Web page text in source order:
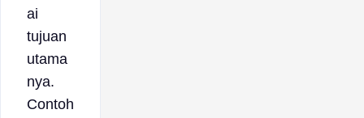
ai
tujuan
utama
nya.
Contoh